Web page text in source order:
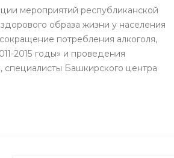
мероприятий республиканской
образа жизни у населения
потребления алкоголя,
2015 годы» и проведения
Башкирского центра